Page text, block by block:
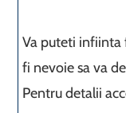
Va puteti infiinta
fi nevoie sa va
Pentru detalii